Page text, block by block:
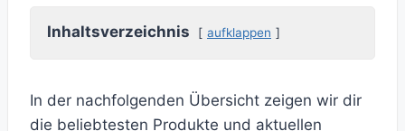
Inhaltsverzeichnis aufklappen
In der nachfolgenden Übersicht zeigen wir dir
die beliebtesten Produkte und aktuellen